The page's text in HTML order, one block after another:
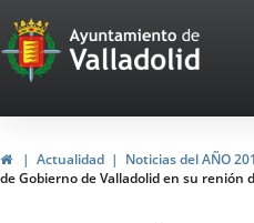
Portal
Web
del
de
HomeActualidad Noticias del AÑO
de Gobierno de Valladolid en su renión